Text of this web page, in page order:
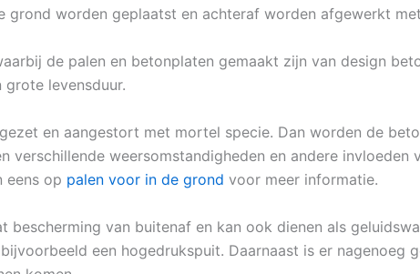
grond worden geplaatst en achteraf worden afgewerkt
de palen en betonplaten gemaakt zijn van design
levensduur.
en aangestort met mortel specie. Dan worden de
verschillende weersomstandigheden en andere
eens op palen voor in de grond voor meer informatie.
bescherming van buitenaf en kan ook dienen als
een hogedrukspuit. Daarnaast is er nagenoeg